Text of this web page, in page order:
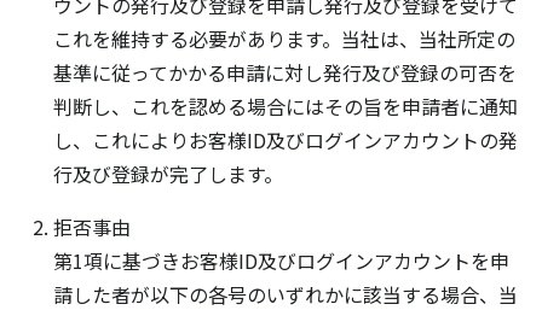
これを維持する必要があります。当社は、当社所定の
基準に従ってかかる申請に対し発行及び登録の可否を
判断し、これを認める場合にはその旨を申請者に通知
し、これによりお客様ID及びログインアカウントの発
行及び登録が完了します。
拒否事由
第1項に基づきお客様ID及びログインアカウントを申
請した者が以下の各号のいずれかに該当する場合、当